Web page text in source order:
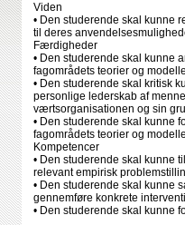
Viden
• Den studerende skal kunne
til deres
Færdigheder
• Den studerende skal kunne
fagområdets teorier og
• Den studerende skal kritisk
personlige lederskab af
værtsorganisationen og sin
• Den studerende skal kunne
fagområdets teorier og
Kompetencer
• Den studerende skal kunne
relevant empirisk
• Den studerende skal kunne
gennemføre konkrete
• Den studerende skal kunne